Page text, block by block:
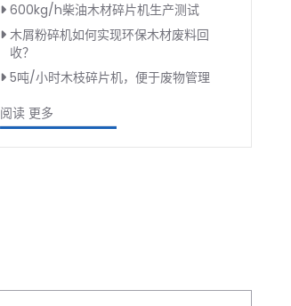
600kg/h柴油木材碎片机生产测试
木屑粉碎机如何实现环保木材废料回
收？
5吨/小时木枝碎片机，便于废物管理
阅读 更多